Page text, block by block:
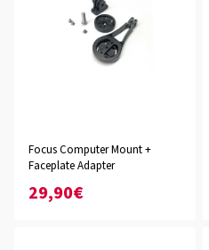
Focus Computer Mount +
Faceplate Adapter
29,90€